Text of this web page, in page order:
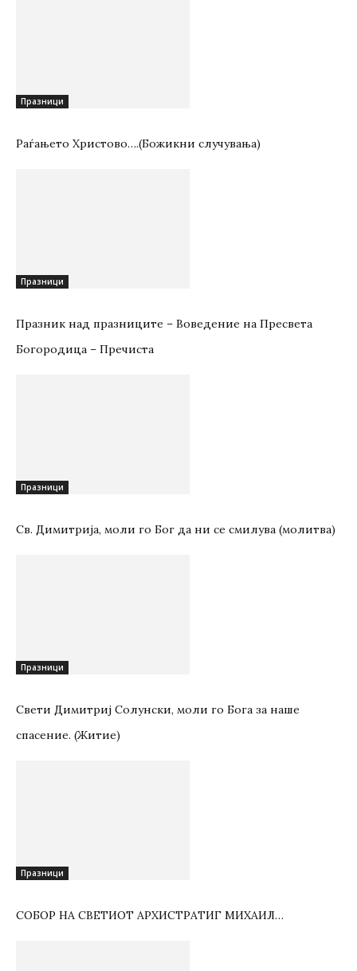
Празници
Раѓањето Христово….(Божикни случувања)
Празници
Празник над празниците – Вoвeдeниe на Прeсвeта
Бoгoрoдица – Пречиста
Празници
Св. Димитрија, моли го Бог да ни се смилува (молитва)
Празници
Свети Димитриј Солунски, моли го Бога за наше
спасение. (Житие)
Празници
СОБОР НА СВЕТИОТ АРХИСТРАТИГ МИХАИЛ…